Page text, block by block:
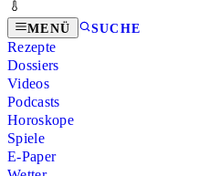
MENÜ SUCHE
Rezepte
Dossiers
Videos
Podcasts
Horoskope
Spiele
E-Paper